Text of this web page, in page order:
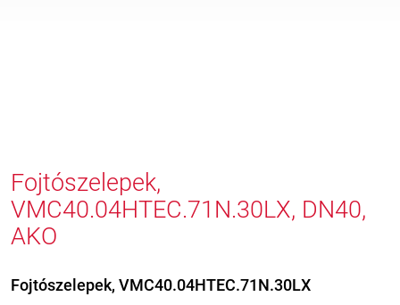
Fojtószelepek,
VMC40.04HTEC.71N.30LX, DN40,
AKO
Fojtószelepek, VMC40.04HTEC.71N.30LX